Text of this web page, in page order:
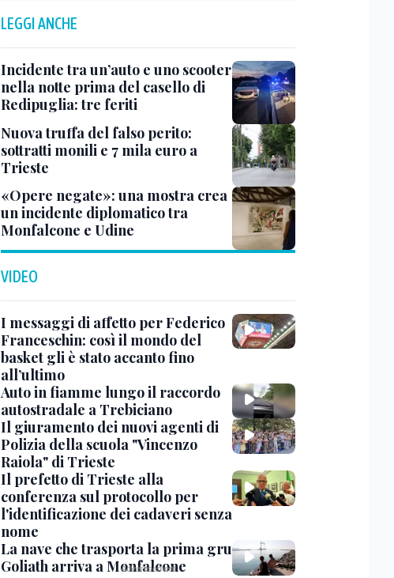
LEGGI ANCHE
Incidente tra un’auto e uno scooter
nella notte prima del casello di
Redipuglia: tre feriti
Nuova truffa del falso perito:
sottratti monili e 7 mila euro a
Trieste
«Opere negate»: una mostra crea
un incidente diplomatico tra
Monfalcone e Udine
VIDEO
I messaggi di affetto per Federico
Franceschin: così il mondo del
basket gli è stato accanto fino
all’ultimo
Auto in fiamme lungo il raccordo
autostradale a Trebiciano
Il giuramento dei nuovi agenti di
Polizia della scuola "Vincenzo
Raiola" di Trieste
Il prefetto di Trieste alla
conferenza sul protocollo per
l'identificazione dei cadaveri senza
nome
La nave che trasporta la prima gru
Goliath arriva a Monfalcone